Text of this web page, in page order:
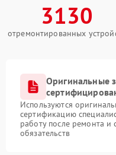
3130
отремонтированных
Оригинальные
Используются
сертификацию
работу после ремонта и
обязательств